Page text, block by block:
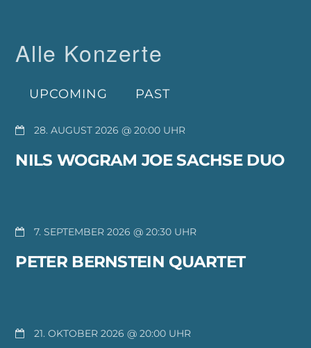
Alle Konzerte
UPCOMING PAST
28. AUGUST 2026 @ 20:00
NILS WOGRAM JOE SACHSE DUO
7. SEPTEMBER 2026 @ 20:30
PETER BERNSTEIN QUARTET
21. OKTOBER 2026 @ 20:00